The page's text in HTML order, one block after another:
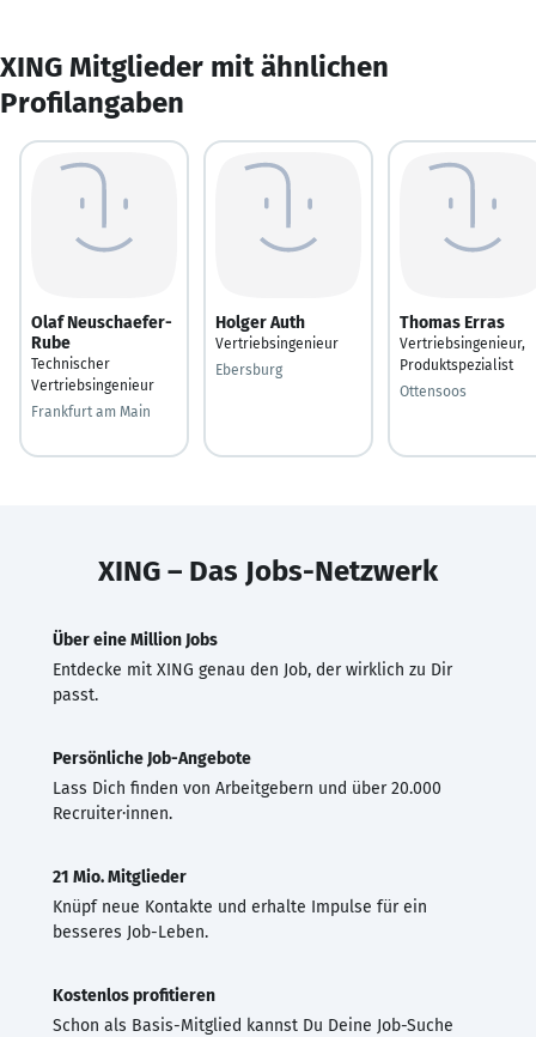
XING Mitglieder mit ähnlichen
Profilangaben
Olaf Neuschaefer-
Rube
Technischer
Vertriebsingenieur
Frankfurt am Main
Holger Auth
Vertriebsingenieur
Ebersburg
Thomas Erras
Vertriebsingenieur,
Produktspezialist
Ottensoos
XING – Das Jobs-Netzwerk
Über eine Million Jobs
Entdecke mit XING genau den Job, der wirklich zu Dir
passt.
Persönliche Job-Angebote
Lass Dich finden von Arbeitgebern und über 20.000
Recruiter·innen.
21 Mio. Mitglieder
Knüpf neue Kontakte und erhalte Impulse für ein
besseres Job-Leben.
Kostenlos profitieren
Schon als Basis-Mitglied kannst Du Deine Job-Suche